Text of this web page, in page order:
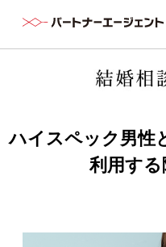
ハイスペック男性
利用する